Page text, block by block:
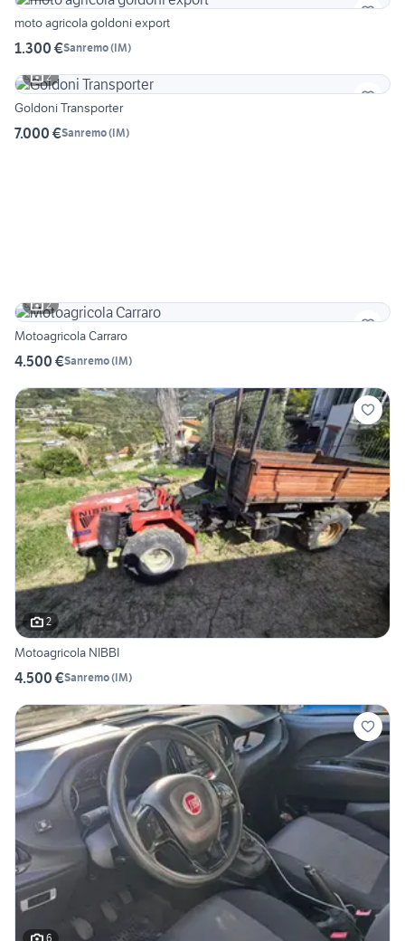
moto agricola goldoni export
1.300 €Sanremo(IM)
2
Goldoni Transporter
7.000 €Sanremo(IM)
2
Motoagricola Carraro
4.500 €Sanremo(IM)
2
Motoagricola NIBBI
4.500 €Sanremo(IM)
6